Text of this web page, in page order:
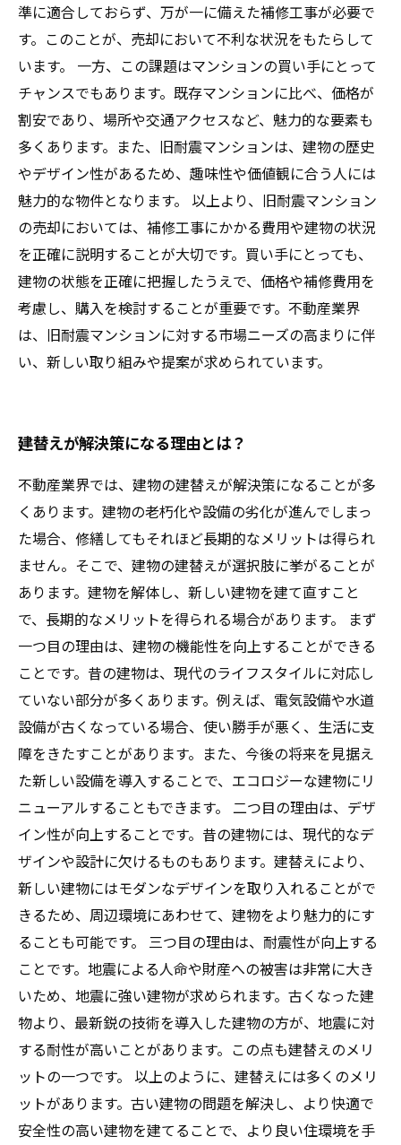
準に適合しておらず、万が一に備えた補修工事が必要で
す。このことが、売却において不利な状況をもたらして
います。 一方、この課題はマンションの買い手にとって
チャンスでもあります。既存マンションに比べ、価格が
割安であり、場所や交通アクセスなど、魅力的な要素も
多くあります。また、旧耐震マンションは、建物の歴史
やデザイン性があるため、趣味性や価値観に合う人には
魅力的な物件となります。 以上より、旧耐震マンション
の売却においては、補修工事にかかる費用や建物の状況
を正確に説明することが大切です。買い手にとっても、
建物の状態を正確に把握したうえで、価格や補修費用を
考慮し、購入を検討することが重要です。不動産業界
は、旧耐震マンションに対する市場ニーズの高まりに伴
い、新しい取り組みや提案が求められています。
建替えが解決策になる理由とは？
不動産業界では、建物の建替えが解決策になることが多
くあります。建物の老朽化や設備の劣化が進んでしまっ
た場合、修繕してもそれほど長期的なメリットは得られ
ません。そこで、建物の建替えが選択肢に挙がることが
あります。建物を解体し、新しい建物を建て直すこと
で、長期的なメリットを得られる場合があります。 まず
一つ目の理由は、建物の機能性を向上することができる
ことです。昔の建物は、現代のライフスタイルに対応し
ていない部分が多くあります。例えば、電気設備や水道
設備が古くなっている場合、使い勝手が悪く、生活に支
障をきたすことがあります。また、今後の将来を見据え
た新しい設備を導入することで、エコロジーな建物にリ
ニューアルすることもできます。 二つ目の理由は、デザ
イン性が向上することです。昔の建物には、現代的なデ
ザインや設計に欠けるものもあります。建替えにより、
新しい建物にはモダンなデザインを取り入れることがで
きるため、周辺環境にあわせて、建物をより魅力的にす
ることも可能です。 三つ目の理由は、耐震性が向上する
ことです。地震による人命や財産への被害は非常に大き
いため、地震に強い建物が求められます。古くなった建
物より、最新鋭の技術を導入した建物の方が、地震に対
する耐性が高いことがあります。この点も建替えのメリ
ットの一つです。 以上のように、建替えには多くのメリ
ットがあります。古い建物の問題を解決し、より快適で
安全性の高い建物を建てることで、より良い住環境を手